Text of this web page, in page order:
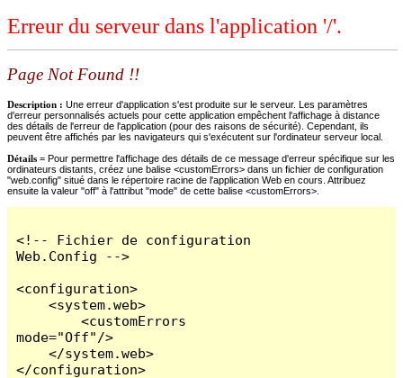
Erreur du serveur dans l'application '/'.
Page Not Found !!
Description : Une erreur d'application s'est produite sur le serveur. Les paramètres
d'erreur personnalisés actuels pour cette application empêchent l'affichage à distance
des détails de l'erreur de l'application (pour des raisons de sécurité). Cependant, ils
peuvent être affichés par les navigateurs qui s'exécutent sur l'ordinateur serveur local.
Détails = Pour permettre l'affichage des détails de ce message d'erreur spécifique sur les
ordinateurs distants, créez une balise <customErrors> dans un fichier de configuration
"web.config" situé dans le répertoire racine de l'application Web en cours. Attribuez
ensuite la valeur "off" à l'attribut "mode" de cette balise <customErrors>.
<!-- Fichier de configuration
Web.Config -->
<configuration>
    <system.web>
        <customErrors
mode="Off"/>
    </system.web>
</configuration>